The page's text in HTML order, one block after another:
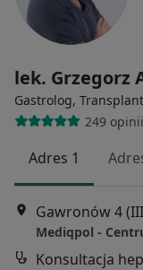
lek. Grzegorz
Gastrolog,
249 opinii
Adres 1
Gawronów 4
Konsultacja